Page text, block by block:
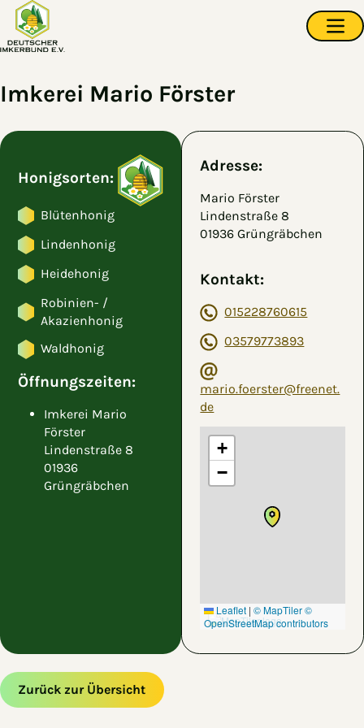
Zum Hauptinhalt springen
Imkerei Mario Förster
Honigsorten:
Blütenhonig
Lindenhonig
Heidehonig
Robinien- /
Akazienhonig
Waldhonig
Öffnungszeiten:
Imkerei Mario
Förster
Lindenstraße 8
01936
Grüngräbchen
Adresse:
Mario Förster
Lindenstraße 8
01936 Grüngräbchen
Kontakt:
015228760615
03579773893
mario.foerster@freenet.
de
+
−
Leaflet | © MapTiler©
OpenStreetMap contributors
Zurück zur Übersicht